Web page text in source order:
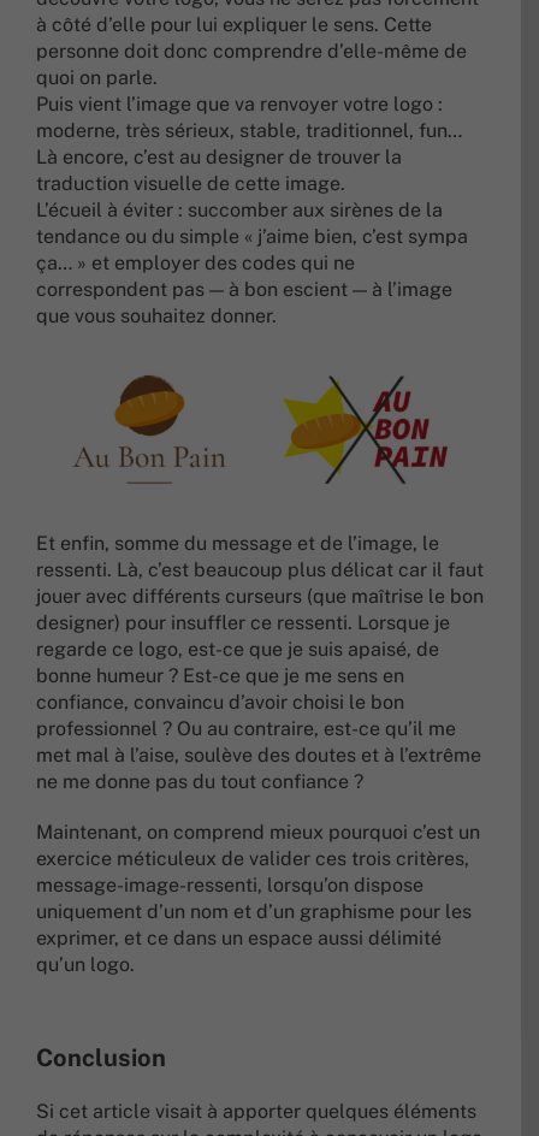
à côté d’elle pour lui expliquer le sens. Cette
personne doit donc comprendre d’elle-même de
quoi on parle.
Puis vient l’image que va renvoyer votre logo :
moderne, très sérieux, stable, traditionnel, fun…
Là encore, c’est au designer de trouver la
traduction visuelle de cette image.
L’écueil à éviter : succomber aux sirènes de la
tendance ou du simple « j’aime bien, c’est sympa
ça… » et employer des codes qui ne
correspondent pas — à bon escient — à l’image
que vous souhaitez donner.
Et enfin, somme du message et de l’image, le
ressenti. Là, c’est beaucoup plus délicat car il faut
jouer avec différents curseurs (que maîtrise le bon
designer) pour insuffler ce ressenti. Lorsque je
regarde ce logo, est-ce que je suis apaisé, de
bonne humeur ? Est-ce que je me sens en
confiance, convaincu d’avoir choisi le bon
professionnel ? Ou au contraire, est-ce qu’il me
met mal à l’aise, soulève des doutes et à l’extrême
ne me donne pas du tout confiance ?
Maintenant, on comprend mieux pourquoi c’est un
exercice méticuleux de valider ces trois critères,
message-image-ressenti, lorsqu’on dispose
uniquement d’un nom et d’un graphisme pour les
exprimer, et ce dans un espace aussi délimité
qu’un logo.
Conclusion
Si cet article visait à apporter quelques éléments